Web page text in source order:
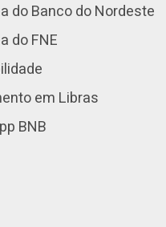
do Banco do Nordeste
do FNE
em Libras
BNB